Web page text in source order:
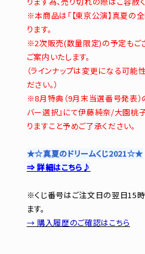
※本商品は「【東京公演】真夏の
ります。
※2次販売(数量限定)の予定もご
ご案内いたします。
（ラインナップは変更になる可能
ださい。）
※8月特典（9月末当選番号発表）
バー選択』にて伊藤純奈/大園桃
りますこと予めご了承ください。
★☆真夏のドリームくじ2021☆★
⇒ 詳細はこちら♪
※くじ番号はご注文日の翌日15
ます。
→ 購入履歴のご確認はこちら